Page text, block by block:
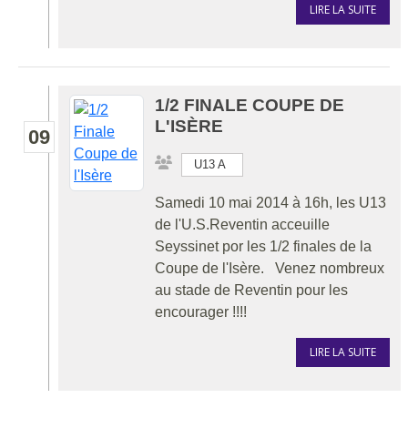
LIRE LA SUITE
09
1/2 FINALE COUPE DE
L'ISÈRE
U13 A
Samedi 10 mai 2014 à 16h, les U13
de l'U.S.Reventin acceuille
Seyssinet por les 1/2 finales de la
Coupe de l'Isère. Venez nombreux
au stade de Reventin pour les
encourager !!!!
LIRE LA SUITE